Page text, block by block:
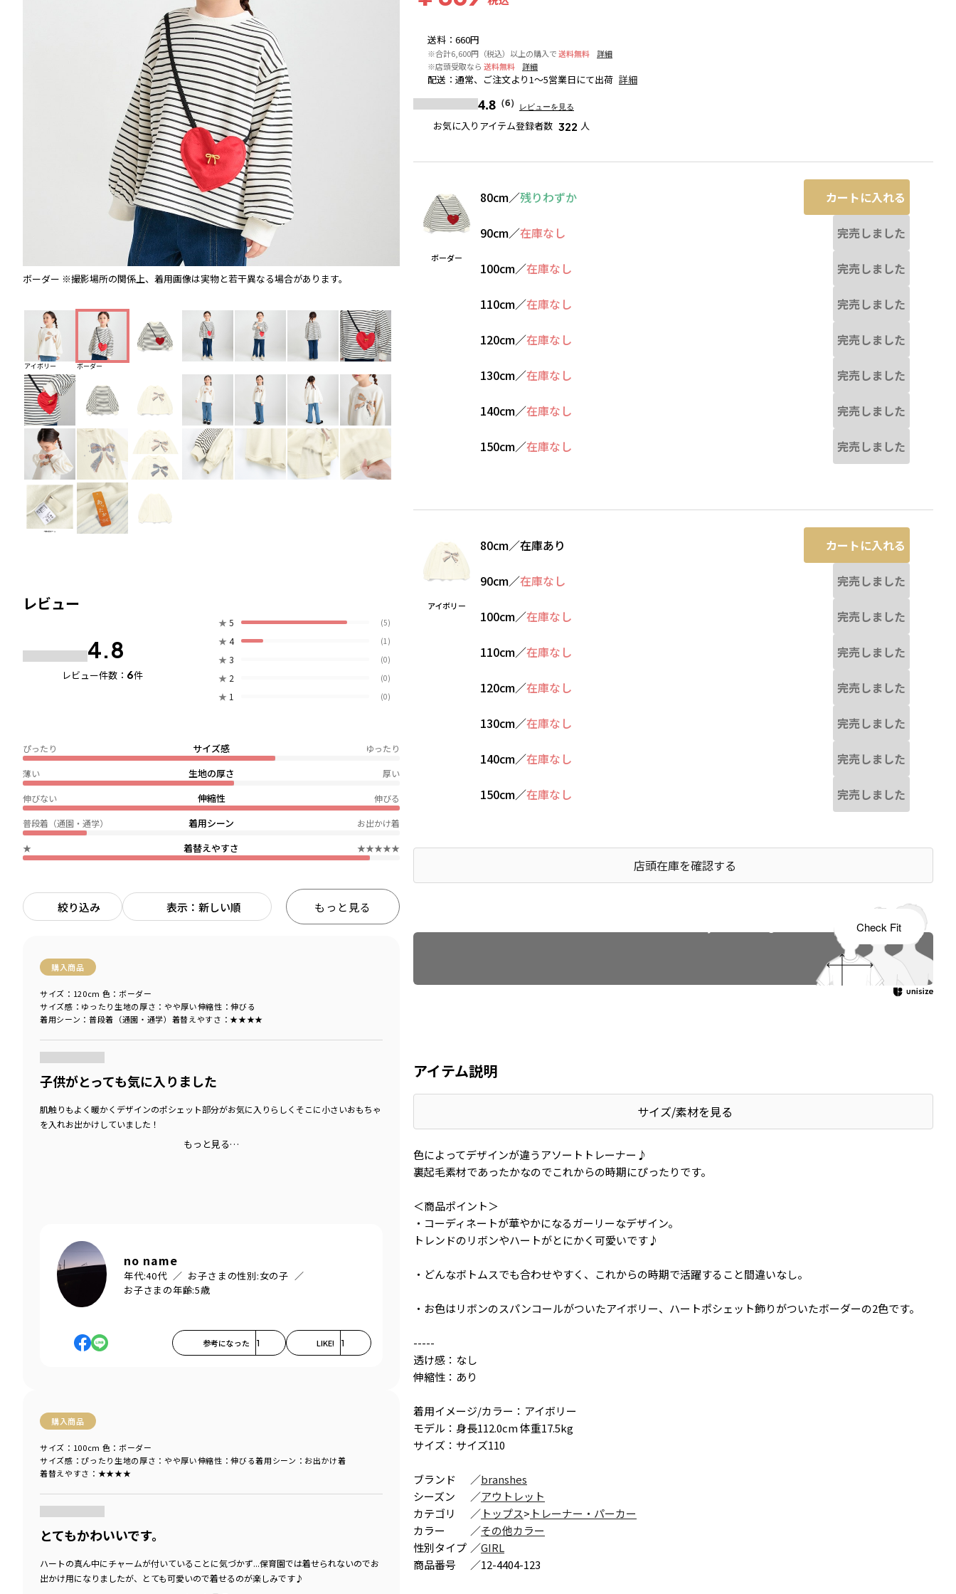
ボーダー ※撮影場所の関係上、着用画像は実物と若干異なる場合があります。
アイボリー ボーダー
レビュー
4.8
レビュー件数： 6件
★ 5 (5)
★ 4 (1)
★ 3 (0)
★ 2 (0)
★ 1 (0)
サイズ感
ぴったり ゆったり
生地の厚さ
薄い 厚い
伸縮性
伸びない 伸びる
着用シーン
普段着（通園・通学） お出かけ着
着替えやすさ
★ ★★★★★
絞り込み 表示：新しい順 もっと見る
購入商品
サイズ感 ：ゆったり 生地の厚さ ：やや厚い伸縮性 ：伸びる
着用シーン ：普段着（通園・通学） 着替えやすさ ：★★★★
サイズ：120cm 色：ボーダー
子供がとっても気に入りました
肌触りもよく暖かくデザインのポシェット部分がお気に入りらしくそこに小さいおもちゃ
を入れお出かけしていました！
もっと見る…
no name
年代:40代 お子さまの性別:女の子
お子さまの年齢:5歳
参考になった 1 LIKE! 1
購入商品
サイズ感 ：ぴったり生地の厚さ ：やや厚い伸縮性 ：伸びる着用シーン ：お出かけ着
着替えやすさ ：★★★★
サイズ：100cm 色：ボーダー
とてもかわいいです。
ハートの真ん中にチャームが付いていることに気づかず...保育園では着せられないのでお
出かけ用になりましたが、とても可愛いので着せるのが楽しみです♪
送料 ： 660円
※合計6,600円（税込）以上の購入で送料無料
詳細
※店頭受取なら 送料無料 詳細
配送 ： 通常、ご注文より1～5営業日にて出荷 詳細
4.8 （6） レビューを見る
お気に入りアイテム登録者数 322 人
ボーダー
80cm／残りわずか カートに入れる
90cm／在庫なし 完売しました
100cm／在庫なし 完売しました
110cm／在庫なし 完売しました
120cm／在庫なし 完売しました
130cm／在庫なし 完売しました
140cm／在庫なし 完売しました
150cm／在庫なし 完売しました
アイボリー
80cm／在庫あり カートに入れる
90cm／在庫なし 完売しました
100cm／在庫なし 完売しました
110cm／在庫なし 完売しました
120cm／在庫なし 完売しました
130cm／在庫なし 完売しました
140cm／在庫なし 完売しました
150cm／在庫なし 完売しました
店頭在庫を確認する
アイテム説明
サイズ/素材を見る
色によってデザインが違うアソートトレーナー♪
裏起毛素材であったかなのでこれからの時期にぴったりです。
＜商品ポイント＞
・コーディネートが華やかになるガーリーなデザイン。
トレンドのリボンやハートがとにかく可愛いです♪
・どんなボトムスでも合わせやすく、これからの時期で活躍すること間違いなし。
・お色はリボンのスパンコールがついたアイボリー、ハートポシェット飾りがついたボーダーの2色です。
-----
透け感：なし
伸縮性：あり
着用イメージ/カラー：アイボリー
モデル：身長112.0cm 体重17.5kg
サイズ：サイズ110
ブランド ／branshes
シーズン
／アウトレット
カテゴリ
／ トップス> トレーナー・パーカー
カラー
／その他カラー
性別タイプ ／GIRL
商品番号
／12-4404-123
Check Fit